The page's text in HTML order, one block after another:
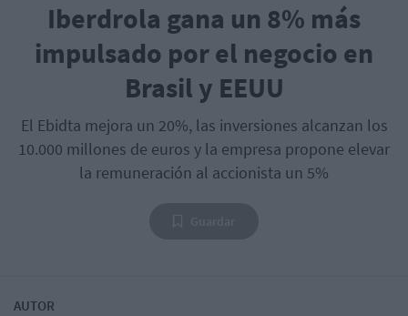
Iberdrola gana un 8% más
impulsado por el negocio en
Brasil y EEUU
El Ebidta mejora un 20%, las inversiones alcanzan los
10.000 millones de euros y la empresa propone elevar
la remuneración al accionista un 5%
AUTOR